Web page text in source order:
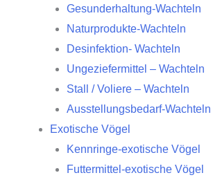
Gesunderhaltung-Wachteln
Naturprodukte-Wachteln
Desinfektion- Wachteln
Ungeziefermittel – Wachteln
Stall / Voliere – Wachteln
Ausstellungsbedarf-Wachteln
Exotische Vögel
Kennringe-exotische Vögel
Futtermittel-exotische Vögel